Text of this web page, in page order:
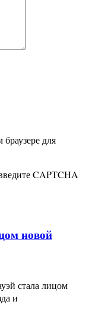
для
CAPTCHA
новой
стала лицом
и